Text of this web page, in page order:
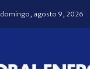
domingo, agosto 9, 2026